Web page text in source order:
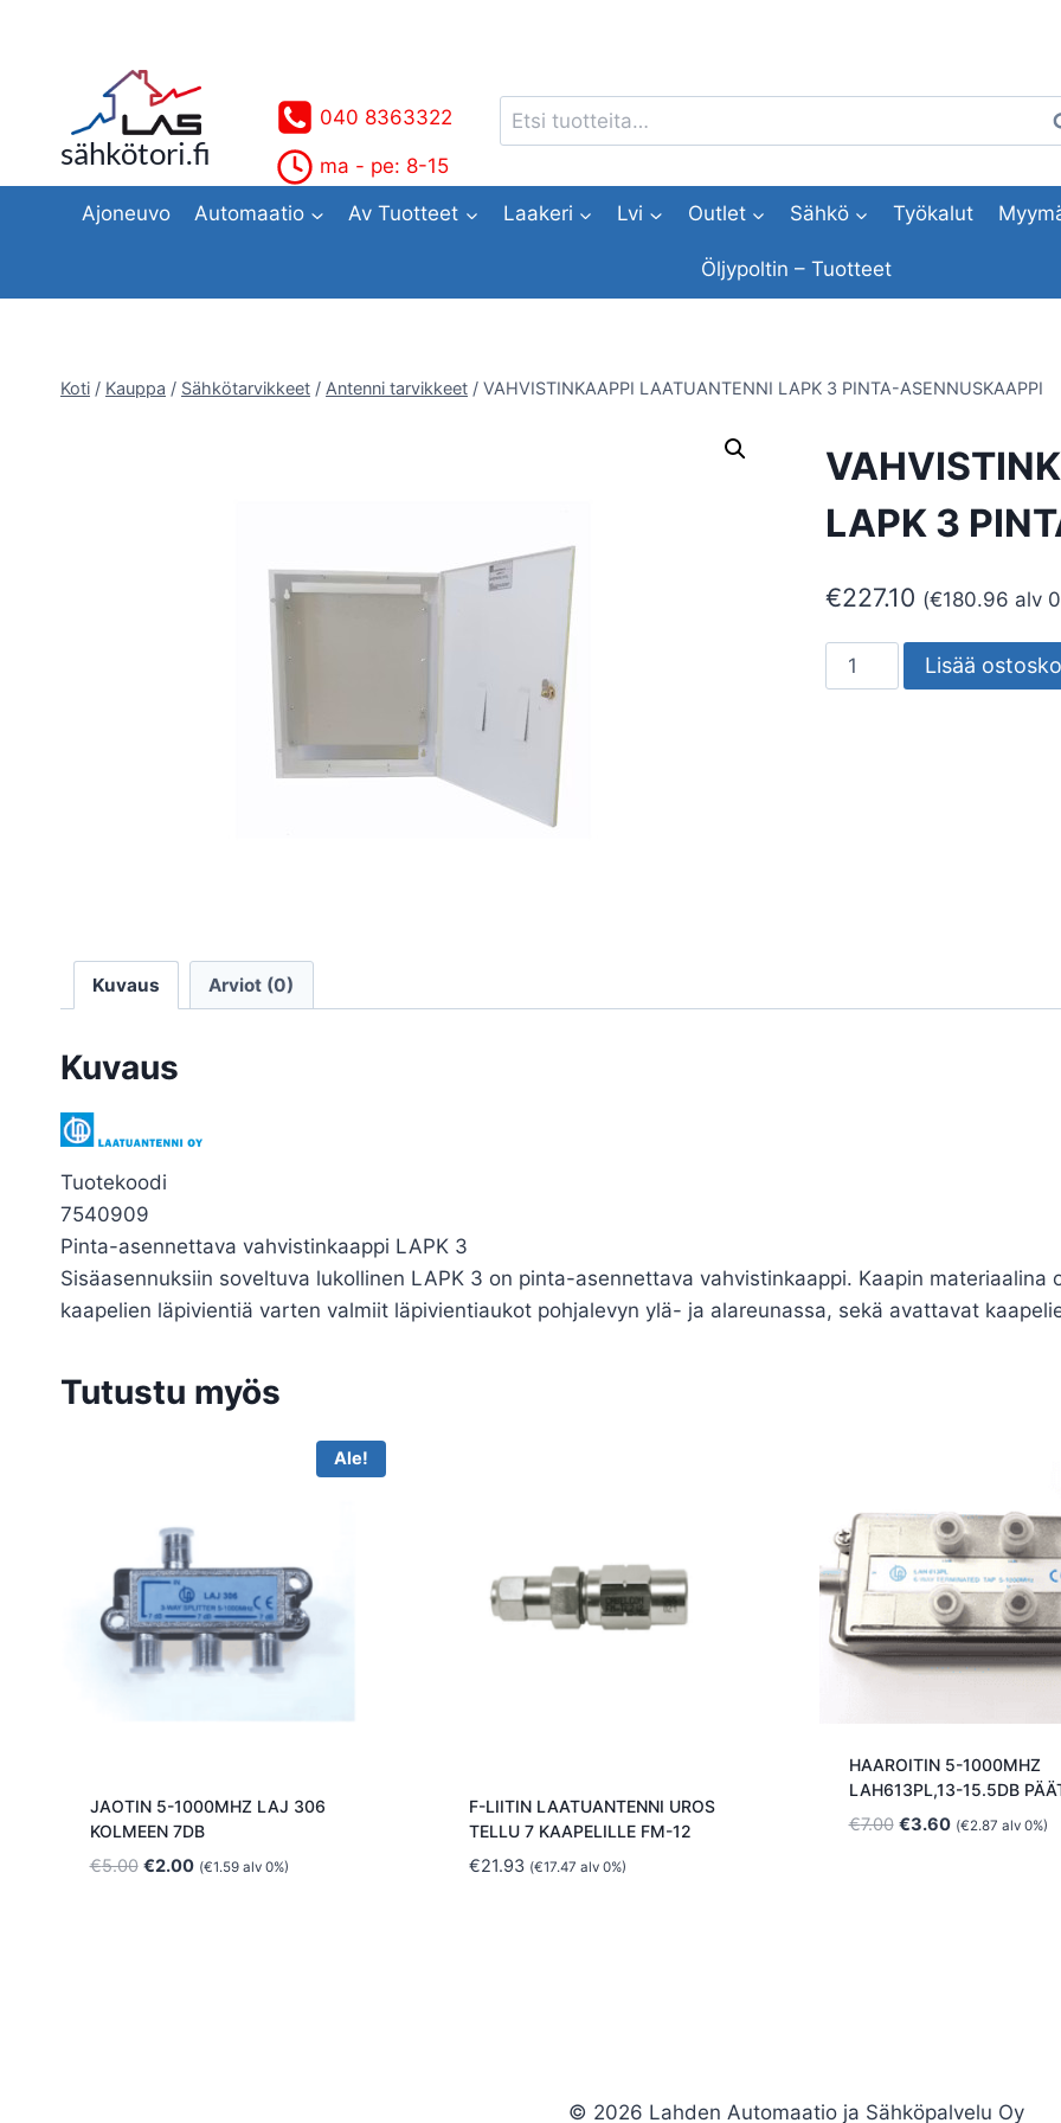
sähkötori.fi
040 8363322
ma - pe: 8-15
Etsi:
Ajoneuvo Automaatio Av Tuotteet Laakeri Lvi Outlet Sähkö Työkalut
Öljypoltin – Tuotteet
Koti / Kauppa / Sähkötarvikkeet / Antenni tarvikkeet / VAHVISTINKAAPPI LAATUANTENNI LAPK 3 PINTA-ASENNUSKAAPPI
LAPK 3
€227.10 (€180.96 alv
VAHVISTINKAAPPI
LAATUANTENNI
Lisää
Kuvaus Arviot (0)
Kuvaus
Tuotekoodi
7540909
Pinta-asennettava vahvistinkaappi LAPK 3
Sisäasennuksiin soveltuva lukollinen LAPK 3 on pinta-asennettava vahvistinkaappi. Kaapin materiaalina
kaapelien läpivientiä varten valmiit läpivientiaukot pohjalevyn ylä- ja alareunassa, sekä avattavat
Tutustu myös
Ale!
JAOTIN 5-1000MHZ LAJ 306
KOLMEEN 7DB
€5.00 Alkuperäinen
€2.00Nykyinen
(€1.59alv 0%)
F-LIITIN LAATUANTENNI UROS
TELLU 7 KAAPELILLE FM-12
€21.93 (€17.47 alv 0%)
HAAROITIN 5-1000MHZ
LAH613PL,13-15.5DB
€7.00 Alkuperäinen
€3.60Nykyinen
(€2.87 alv 0%)
© 2026 Lahden Automaatio ja Sähköpalvelu Oy